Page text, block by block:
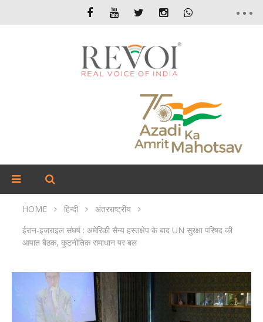
HOME हिन्दी
अंतरराष्ट्रीय
ईरान-इजराइल संघर्ष : अमेरिकी सैन्य हस्तक्षेप के बाद UN सुरक्षा परिषद की
आपात बैठक, कूटनीतिक समाधान पर बल